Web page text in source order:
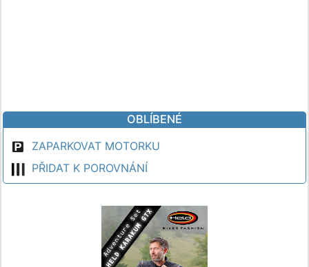
OBLÍBENÉ
ZAPARKOVAT MOTORKU
PŘIDAT K POROVNÁNÍ